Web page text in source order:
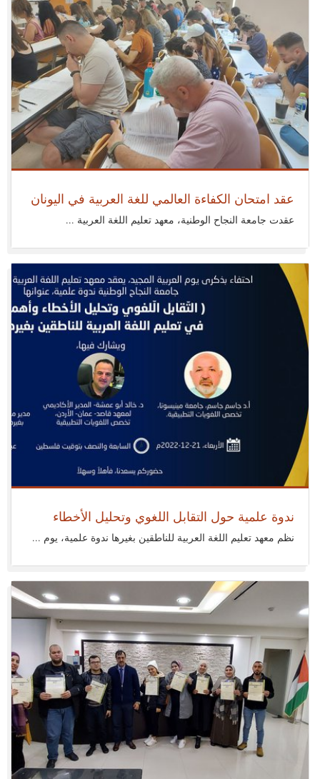
عقد امتحان الكفاءة العالمي للغة العربية في اليونان
عقدت جامعة النجاح الوطنية، معهد تعليم اللغة العربية ...
ندوة علمية حول التقابل اللغوي وتحليل الأخطاء
نظم معهد تعليم اللغة العربية للناطقين بغيرها ندوة علمية، يوم ...